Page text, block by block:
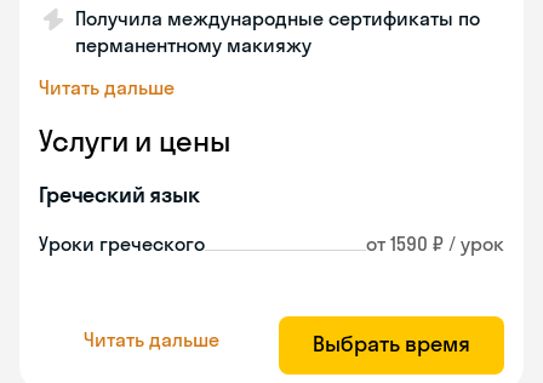
Получила международные сертификаты по
перманентному макияжу
Читать дальше
Услуги и цены
Греческий язык
Уроки греческого от 1590 ₽ / урок
Читать дальше Выбрать время